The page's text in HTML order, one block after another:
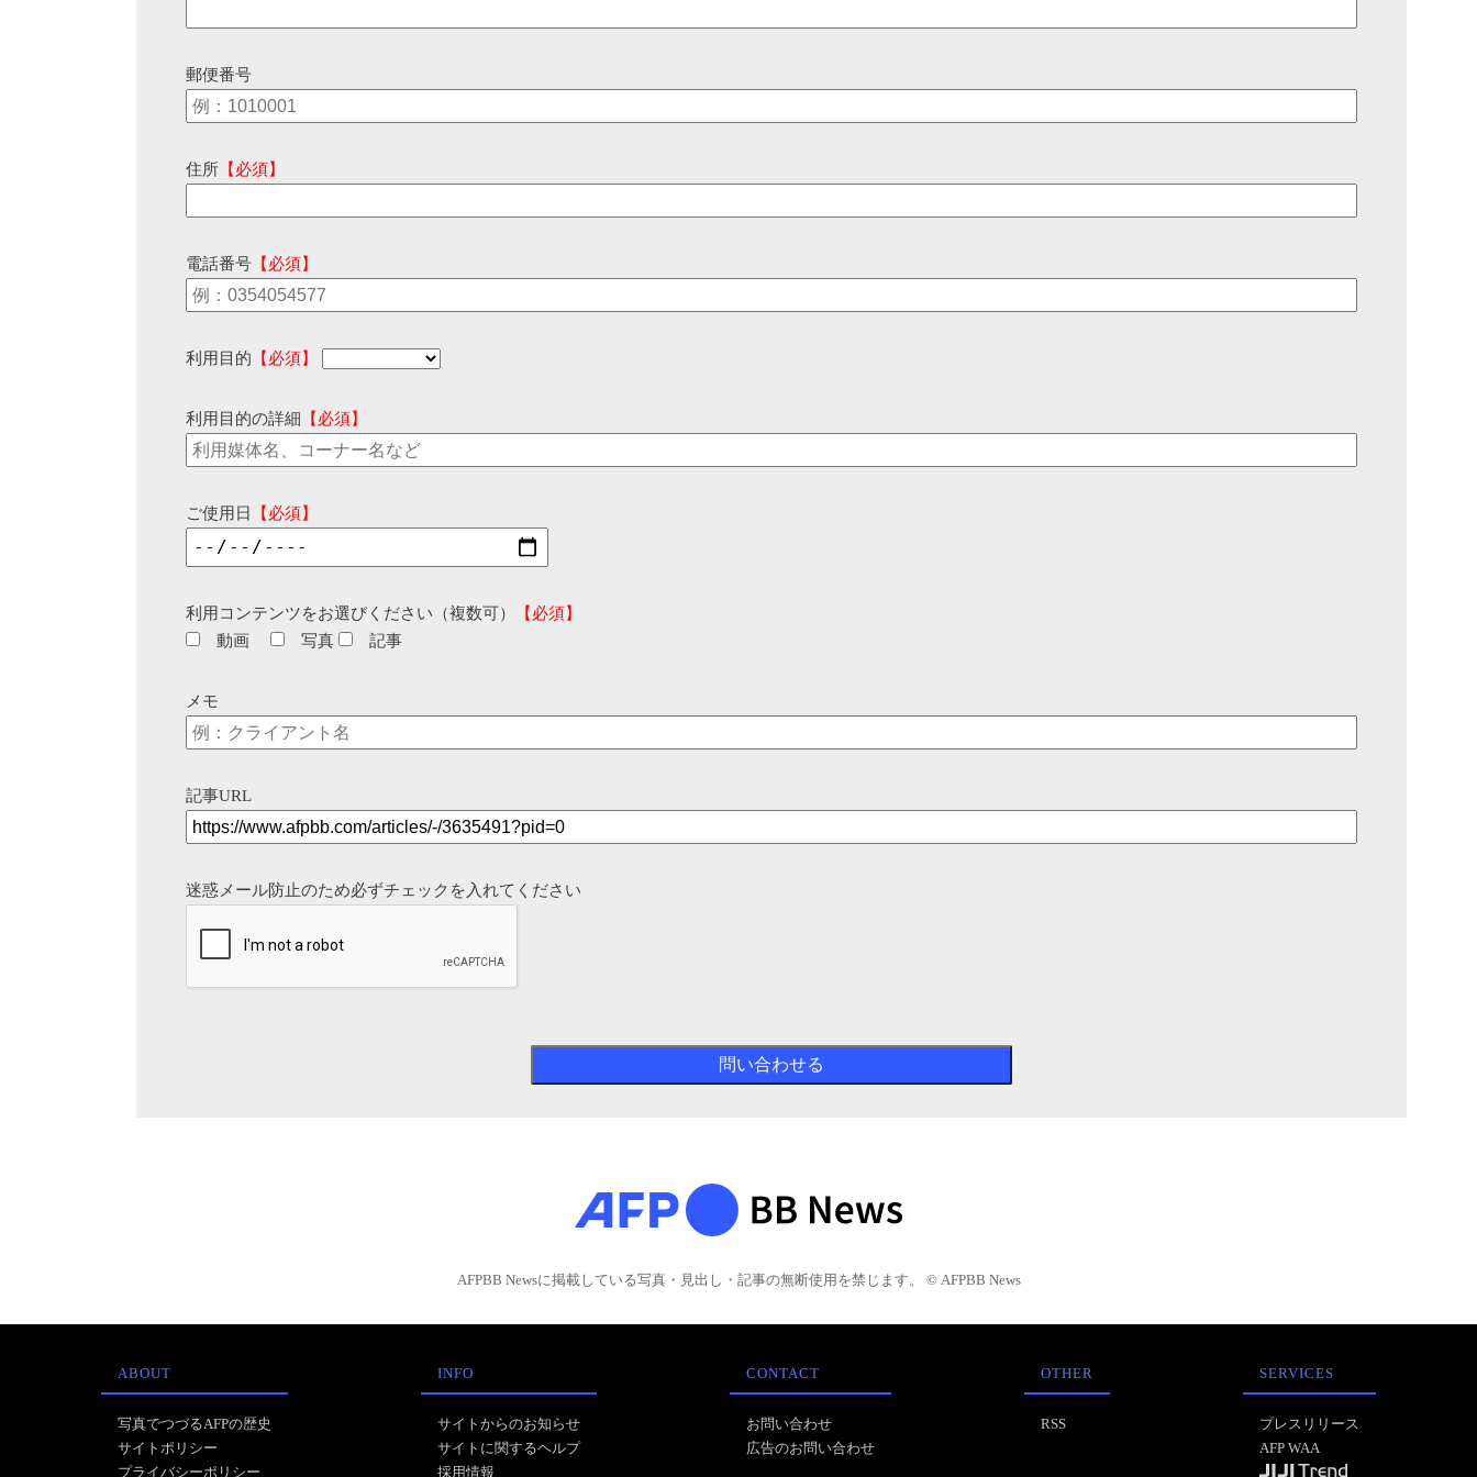
郵便番号
住所 【必須】
電話番号 【必須】
利用目的 【必須】
利用目的の詳細 【必須】
ご使用日 【必須】
利用コンテンツをお選びください（複数可）
【必須】
動画
写真 記事
メモ
記事URL
迷惑メール防止のため必ずチェックを入れてください
AFPBB Newsに掲載している写真・見出し・記事の無断使用を禁じます。 © AFPBB News
ABOUT
写真でつづるAFPの歴史
サイトポリシー
プライバシーポリシー
INFO
サイトからのお知らせ
サイトに関するヘルプ
採用情報
CONTACT
お問い合わせ
広告のお問い合わせ
OTHER
RSS
SERVICES
プレスリリース
AFP WAA